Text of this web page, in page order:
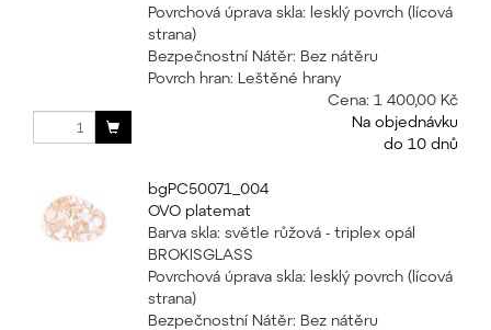
Povrchová úprava skla: lesklý povrch (lícová
strana)
Bezpečnostní Nátěr: Bez nátěru
Povrch hran: Leštěné hrany
Cena: 1 400,00 Kč
Na objednávku
do 10 dnů
bgPC50071_004
OVO platemat
Barva skla: světle růžová - triplex opál
BROKISGLASS
Povrchová úprava skla: lesklý povrch (lícová
strana)
Bezpečnostní Nátěr: Bez nátěru